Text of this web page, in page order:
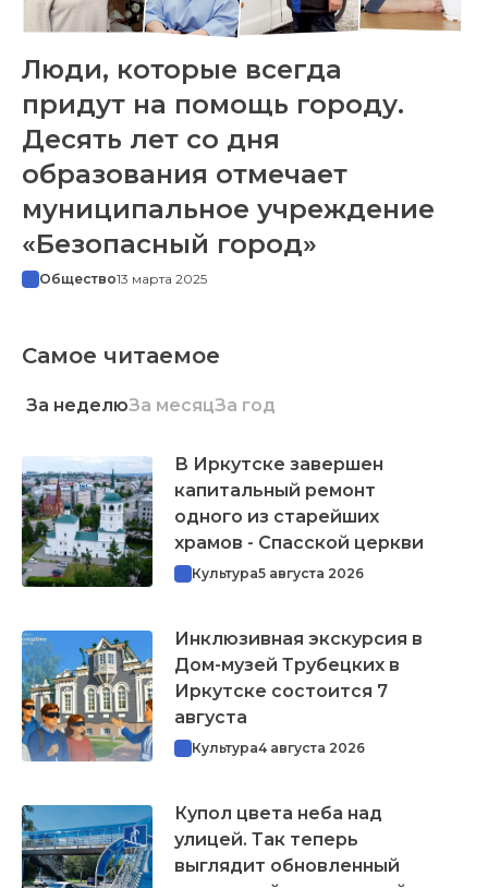
Люди, которые всегда
придут на помощь городу.
Десять лет со дня
образования отмечает
муниципальное учреждение
«Безопасный город»
Общество13 марта 2025
Самое читаемое
За неделюЗа месяцЗа год
В Иркутске завершен
капитальный ремонт
одного из старейших
храмов - Спасской церкви
Культура5 августа 2026
Инклюзивная экскурсия в
Дом-музей Трубецких в
Иркутске состоится 7
августа
Культура4 августа 2026
Купол цвета неба над
улицей. Так теперь
выглядит обновленный